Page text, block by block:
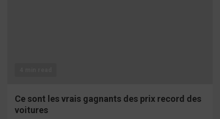
Ce sont les vrais gagnants des prix record des
voitures